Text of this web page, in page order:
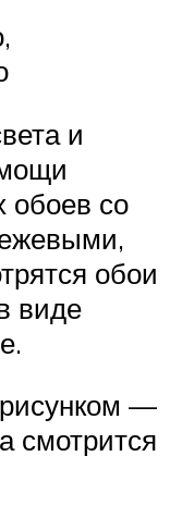
и
обоев со
обои
виде
—
смотрится